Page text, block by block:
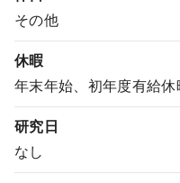
その他
休暇
年末年始、初年度有給休
研究日
なし